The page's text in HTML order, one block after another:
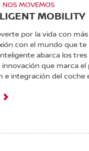
NOS MOVEMOS
MOBILITY
por la vida con más
con el mundo que te
abarca los
que marca el
e integración del coche